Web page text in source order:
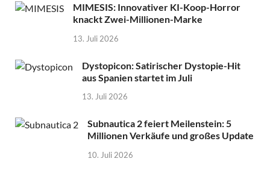
MIMESIS: Innovativer KI-Koop-Horror
knackt Zwei-Millionen-Marke
13. Juli 2026
Dystopicon: Satirischer Dystopie-Hit
aus Spanien startet im Juli
13. Juli 2026
Subnautica 2 feiert Meilenstein: 5
Millionen Verkäufe und großes Update
10. Juli 2026